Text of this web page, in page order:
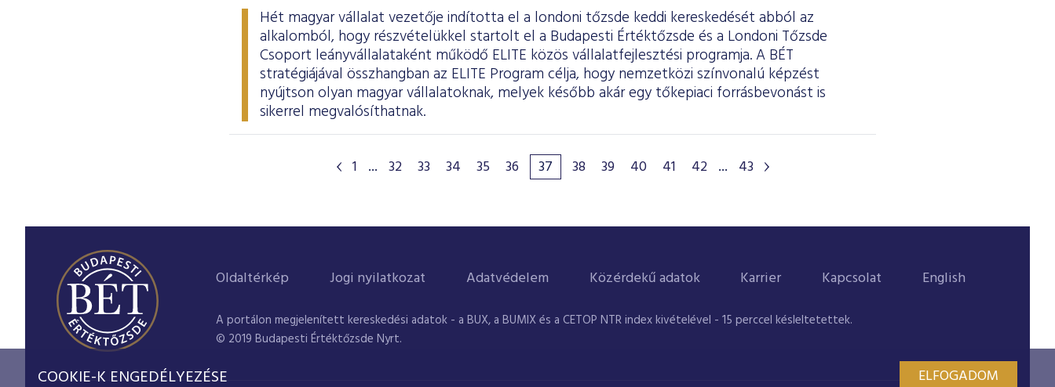
Hét magyar vállalat vezetője indította el a londoni tőzsde keddi kereskedését abból az
alkalomból, hogy részvételükkel startolt el a Budapesti Értéktőzsde és a Londoni Tőzsde
Csoport leányvállalataként működő ELITE közös vállalatfejlesztési programja. A BÉT
stratégiájával összhangban az ELITE Program célja, hogy nemzetközi színvonalú képzést
nyújtson olyan magyar vállalatoknak, melyek később akár egy tőkepiaci forrásbevonást is
sikerrel megvalósíthatnak.
1 ... 32 33 34 35 36 37 38 39 40 41 42 ... 43
Oldaltérkép Jogi nyilatkozat Adatvédelem Közérdekű adatok Karrier Kapcsolat English
A portálon megjelenített kereskedési adatok - a BUX, a BUMIX és a CETOP NTR index kivételével - 15 perccel késleltetettek.
© 2019 Budapesti Értéktőzsde Nyrt.
COOKIE-K ENGEDÉLYEZÉSE ELFOGADOM